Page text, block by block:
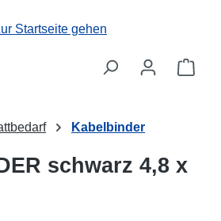
Kabelbinder
schwarz 4,8 x